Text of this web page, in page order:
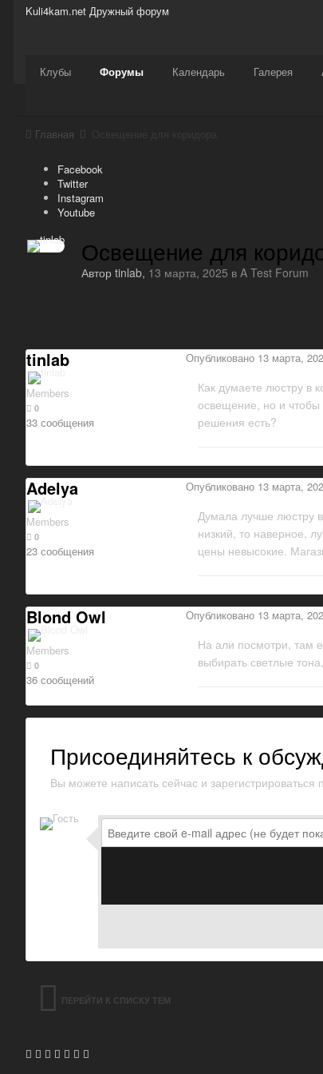
Kuli4kam.net Дружный форум
Сайт
Клубы Форумы Календарь Галерея
Активность Support
Главная
Facebook
Twitter
Instagram
Youtube
Освещение для
Автор tinlab, 13 марта, 2025 в A Test Forum
tinlab
Members
0
33 сообщения
Опубликовано 13 марта,
Как думаете люстру в
освещение, но и чтобы
решения есть?
Adelya
Members
0
23 сообщения
Опубликовано 13 марта,
Думала лучше люстру
низкий, то наверное,
цены невысокие.
Blond Owl
Members
0
36 сообщений
Опубликовано 13 марта,
На али посмотри, там
выбирать светлые
Присоединяйтесь к
Вы можете написать сейчас и зарегистрироваться
ПЕРЕЙТИ К СПИСКУ ТЕМ